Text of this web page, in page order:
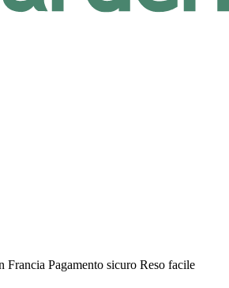
Francia Pagamento sicuro Reso facile